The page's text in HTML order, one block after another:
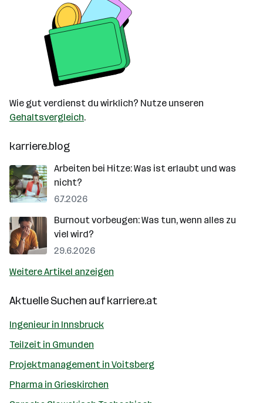
Wie gut verdienst du wirklich? Nutze unseren
Gehaltsvergleich.
karriere.blog
Arbeiten bei Hitze: Was ist erlaubt und was
nicht?
6.7.2026
Burnout vorbeugen: Was tun, wenn alles zu
viel wird?
29.6.2026
Weitere Artikel anzeigen
Aktuelle Suchen aufkarriere.at
Ingenieur in Innsbruck
Teilzeit in Gmunden
Projektmanagement in Voitsberg
Pharma in Grieskirchen